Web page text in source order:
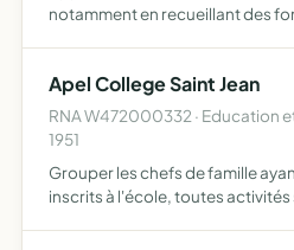
notamment en recueillant des
scolair…
Apel College Saint Jean
RNA W472000332 · Education
1951
Grouper les chefs de famille
inscrits à l'école, toutes